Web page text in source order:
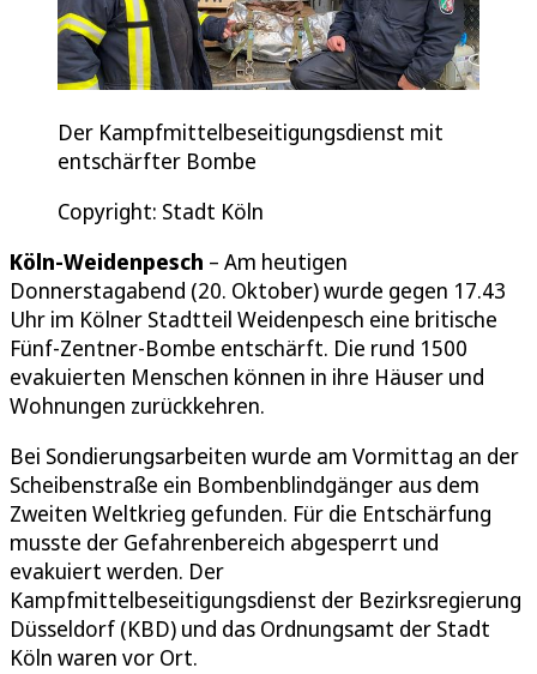
Der Kampfmittelbeseitigungsdienst mit
entschärfter Bombe
Copyright: Stadt Köln
Köln-Weidenpesch – Am heutigen
Donnerstagabend (20. Oktober) wurde gegen 17.43
Uhr im Kölner Stadtteil Weidenpesch eine britische
Fünf-Zentner-Bombe entschärft. Die rund 1500
evakuierten Menschen können in ihre Häuser und
Wohnungen zurückkehren.
Bei Sondierungsarbeiten wurde am Vormittag an der
Scheibenstraße ein Bombenblindgänger aus dem
Zweiten Weltkrieg gefunden. Für die Entschärfung
musste der Gefahrenbereich abgesperrt und
evakuiert werden. Der
Kampfmittelbeseitigungsdienst der Bezirksregierung
Düsseldorf (KBD) und das Ordnungsamt der Stadt
Köln waren vor Ort.